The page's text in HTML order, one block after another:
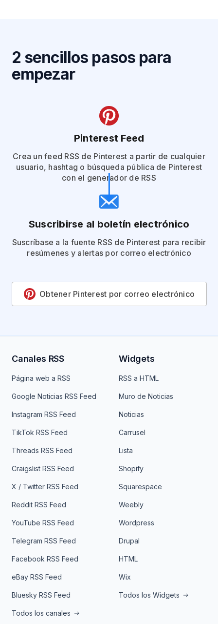
2 sencillos pasos para
empezar
Pinterest Feed
Crea un feed RSS de Pinterest a partir de cualquier
usuario, hashtag o búsqueda pública de Pinterest
con el generador de RSS
Suscribirse al boletín electrónico
Suscríbase a la fuente RSS de Pinterest para recibir
resúmenes y alertas por correo electrónico
Obtener Pinterest por correo electrónico
Canales RSS
Página web a RSS
Google Noticias RSS Feed
Instagram RSS Feed
TikTok RSS Feed
Threads RSS Feed
Craigslist RSS Feed
X / Twitter RSS Feed
Reddit RSS Feed
YouTube RSS Feed
Telegram RSS Feed
Facebook RSS Feed
eBay RSS Feed
Bluesky RSS Feed
Todos los canales
Widgets
RSS a HTML
Muro de Noticias
Noticias
Carrusel
Lista
Shopify
Squarespace
Weebly
Wordpress
Drupal
HTML
Wix
Todos los Widgets